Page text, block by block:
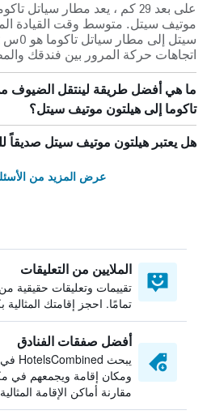
على بعد 29 كم ، يعد مطار
موتيف سيتل. متوسط وقت القيادة
اتجاهات حركة المرور بين فندقك
ما هي أفضل طريقة لينتقل الضيوف
تاكوما إلى هيلتون موتيف سيتل؟
هل يعتبر هيلتون موتيف سيتل صديقاً
عرض المزيد من
الملايين من التعليقات
تقييمات وتعليقات حقيقية من
تمامًا. احجز إقامتك المثالية
أفضل صفقات الفنادق
ومكان إقامة ويجمعهم في
مقارنة أماكن الإقامة